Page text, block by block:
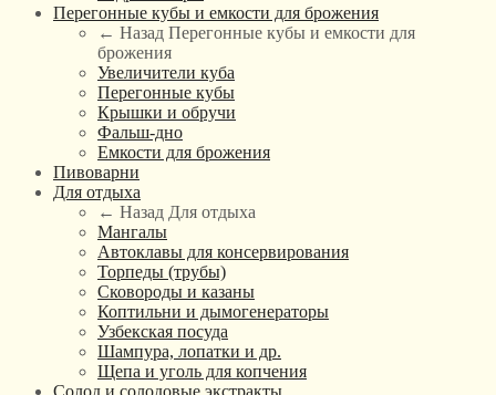
Перегонные кубы и емкости для брожения
← Назад Перегонные кубы и емкости для
брожения
Увеличители куба
Перегонные кубы
Крышки и обручи
Фальш-дно
Емкости для брожения
Пивоварни
Для отдыха
← Назад Для отдыха
Мангалы
Автоклавы для консервирования
Торпеды (трубы)
Сковороды и казаны
Коптильни и дымогенераторы
Узбекская посуда
Шампура, лопатки и др.
Щепа и уголь для копчения
Солод и солодовые экстракты